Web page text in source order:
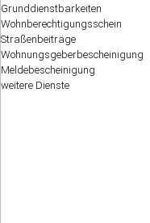
Grunddienstbarkeiten
Wohnberechtigungsschein
Straßenbeiträge
Wohnungsgeberbescheinigung
Meldebescheinigung
weitere Dienste